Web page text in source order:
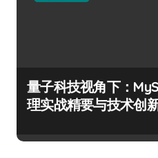
量子科技视角下：
理实战精要与技术创